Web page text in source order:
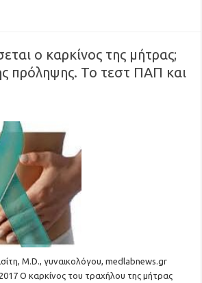
ο καρκίνος της μήτρας;
πρόληψης. Το τεστ ΠΑΠ και
M.D., γυναικολόγου, medlabnews.gr
Ο καρκίνος του τραχήλου της μήτρας